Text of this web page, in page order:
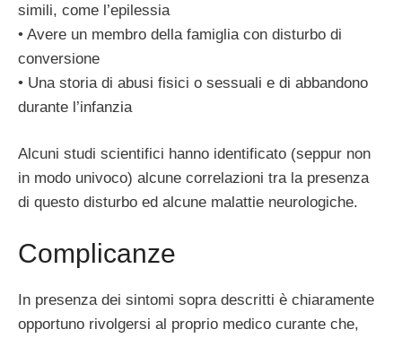
simili, come l’epilessia
• Avere un membro della famiglia con disturbo di
conversione
• Una storia di abusi fisici o sessuali e di abbandono
durante l’infanzia
Alcuni studi scientifici hanno identificato (seppur non
in modo univoco) alcune correlazioni tra la presenza
di questo disturbo ed alcune malattie neurologiche.
Complicanze
In presenza dei sintomi sopra descritti è chiaramente
opportuno rivolgersi al proprio medico curante che,